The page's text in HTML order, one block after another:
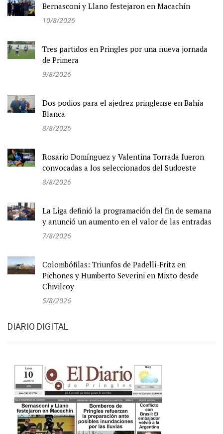
Bernasconi y Llano festejaron en Macachín
10/8/2026
Tres partidos en Pringles por una nueva jornada
de Primera
9/8/2026
Dos podios para el ajedrez pringlense en Bahía
Blanca
8/8/2026
Rosario Domínguez y Valentina Torrada fueron
convocadas a los seleccionados del Sudoeste
8/8/2026
La Liga definió la programación del fin de semana
y anunció un aumento en el valor de las entradas
7/8/2026
Colombófilas: Triunfos de Padelli-Fritz en
Pichones y Humberto Severini en Mixto desde
Chivilcoy
5/8/2026
DIARIO DIGITAL